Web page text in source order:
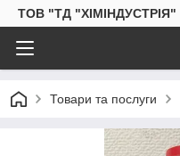
ТОВ "ТД "ХІМІНДУСТРІЯ"
Товари та послуги